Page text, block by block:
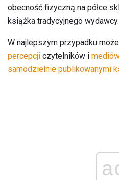
obecność fizyczną na półce
książka tradycyjnego wydawcy.
W najlepszym przypadku
percepcji czytelników i
samodzielnie publikowanymi